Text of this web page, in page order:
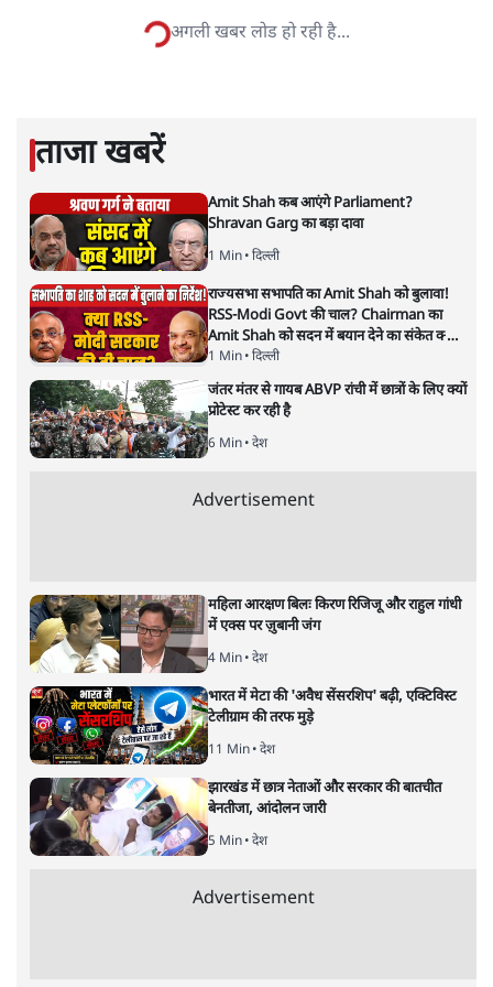
लेखक पत्रकार हैं, अर्थतंत्र और अंतरराष्ट्रीय विषयों पर लिखते रहते हैं।
प्रमोद मल्लिककी और स्टोरी पढ़ें
सबरीमला: अनुयायियों को अंधविश्वास,
पाखंडों से मुक्त करें धर्मगुरु
| 17 NOV, 2019
डॉ. वेद प्रताप वैदिक
यह बहुत अच्छा हुआ कि देश की सभी महिलाओं के लिए अब समान
अधिकार के दरवाजे खोलने की मांग उठी है। भगवान की आराधना में
भेद-भाव पैदा करने वाली कोई भी परंपरा कोरे पाखंड के अलावा कुछ
नहीं है। सभी धर्मों के ठेकेदारों को चाहिए कि वे अपने अनुयायियों को
इन पाखंडों से मुक्त करें। यह, अदालतों का नहीं, उनका फर्ज है।
महिलाएँ सबरीमला मंदिर के अंदर जा सकती हैं